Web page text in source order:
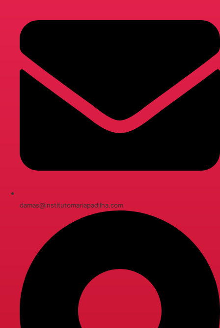
damas@institutomariapadilha.com